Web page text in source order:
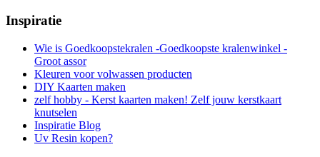
Inspiratie
Wie is Goedkoopstekralen -Goedkoopste kralenwinkel -
Groot assor
Kleuren voor volwassen producten
DIY Kaarten maken
zelf hobby - Kerst kaarten maken! Zelf jouw kerstkaart
knutselen
Inspiratie Blog
Uv Resin kopen?